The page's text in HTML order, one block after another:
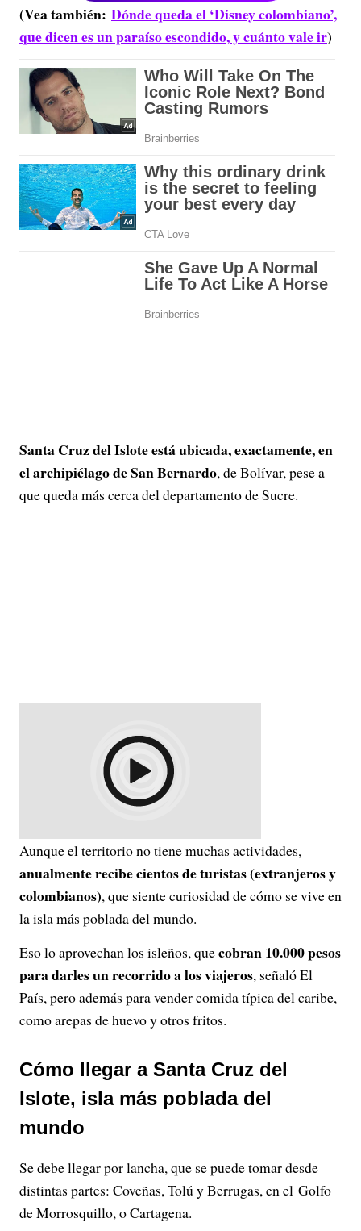
(Vea también: Dónde queda el ‘Disney colombiano’,
que dicen es un paraíso escondido, y cuánto vale ir)
Santa Cruz del Islote está ubicada, exactamente, en
el archipiélago de San Bernardo, de Bolívar, pese a
que queda más cerca del departamento de Sucre.
Aunque el territorio no tiene muchas actividades,
anualmente recibe cientos de turistas (extranjeros y
colombianos), que siente curiosidad de cómo se vive en
la isla más poblada del mundo.
Eso lo aprovechan los isleños, quecobran 10.000 pesos
para darles un recorrido a los viajeros, señaló El
País, pero además para vender comida típica del caribe,
como arepas de huevo y otros fritos.
Cómo llegar a Santa Cruz del
Islote, isla más poblada del
mundo
Se debe llegar por lancha, que se puede tomar desde
distintas partes: Coveñas, Tolú y Berrugas, en el Golfo
de Morrosquillo, o Cartagena.